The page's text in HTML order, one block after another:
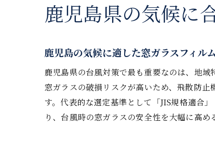
鹿児島県の気候に
鹿児島の気候に適した窓ガラスフィル
鹿児島県の台風対策で最も重要なのは、地
窓ガラスの破損リスクが高いため、飛散防
す。代表的な選定基準として「JIS規格適合
り、台風時の窓ガラスの安全性を大幅に高め